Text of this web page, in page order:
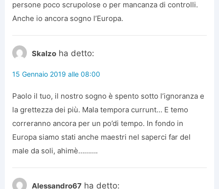
persone poco scrupolose o per mancanza di controlli.
Anche io ancora sogno l’Europa.
Skalzo ha detto:
15 Gennaio 2019 alle 08:00
Paolo il tuo, il nostro sogno è spento sotto l’ignoranza e
la grettezza dei più. Mala tempora currunt… E temo
correranno ancora per un po’di tempo. In fondo in
Europa siamo stati anche maestri nel saperci far del
male da soli, ahimè……….
Alessandro67 ha detto: